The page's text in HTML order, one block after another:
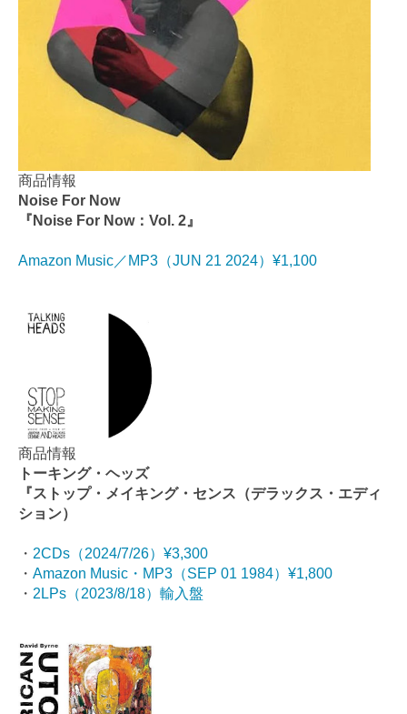
商品情報
Noise For Now
『Noise For Now：Vol. 2』
Amazon Music／MP3（JUN 21 2024）¥1,100
商品情報
トーキング・ヘッズ
『ストップ・メイキング・センス（デラックス・エディ
ション）
・ 2CDs（2024/7/26）¥3,300
・ Amazon Music・MP3（SEP 01 1984）¥1,800
・ 2LPs（2023/8/18）輸入盤